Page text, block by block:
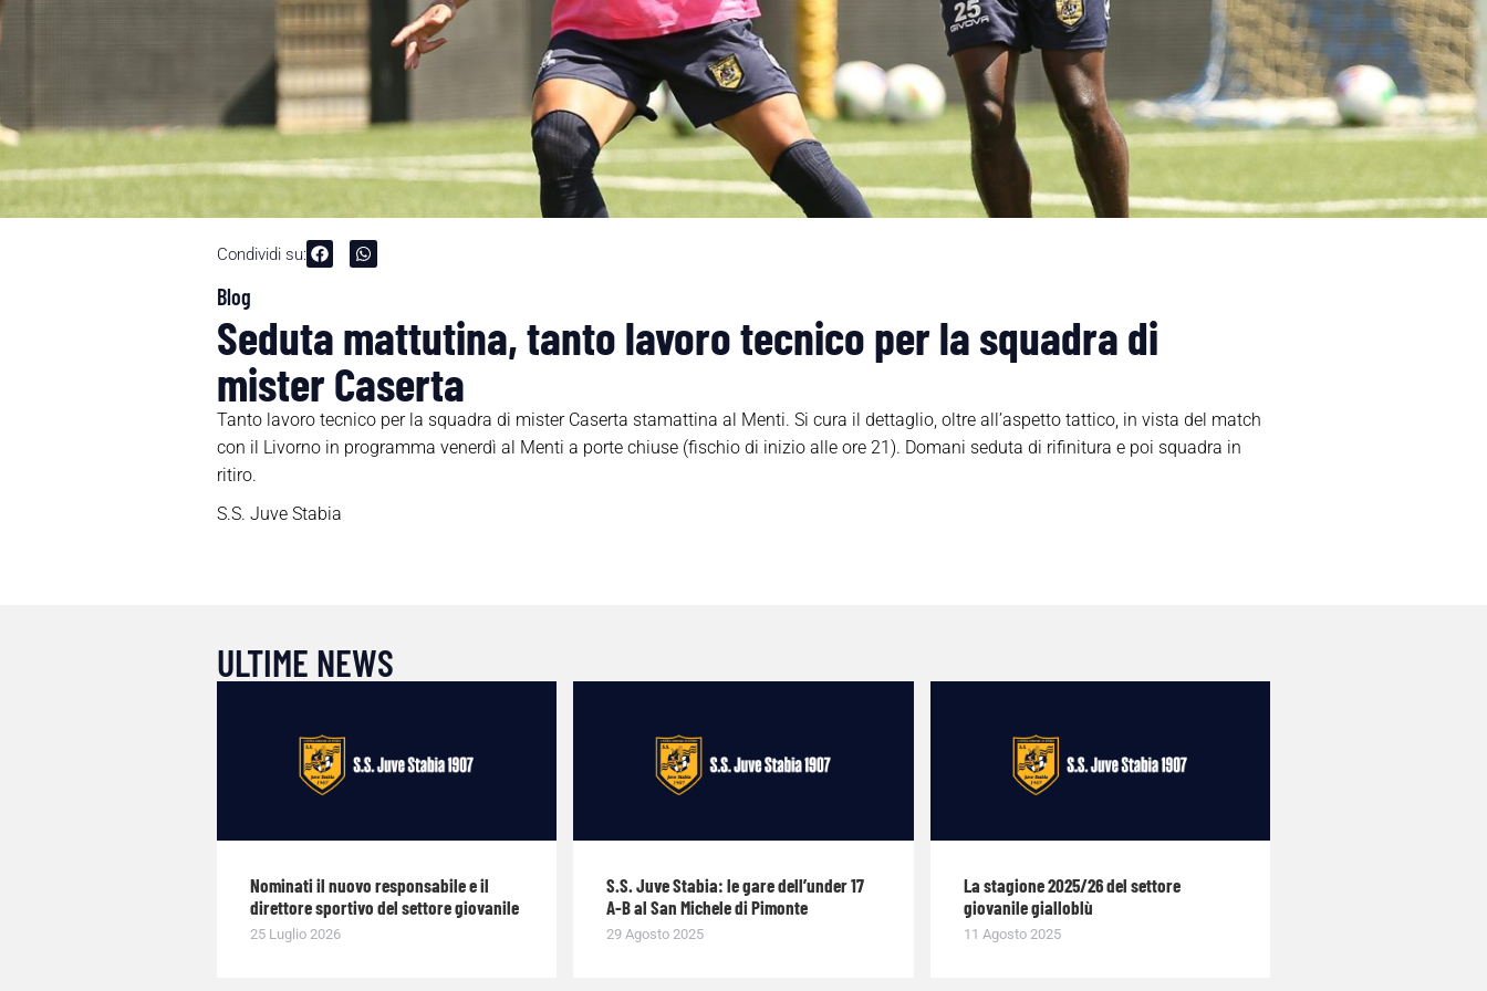
Condividi su:
Blog
Seduta mattutina, tanto lavoro tecnico per la squadra di
mister Caserta
Tanto lavoro tecnico per la squadra di mister Caserta stamattina al Menti. Si cura il dettaglio, oltre all’aspetto tattico, in vista del match
con il Livorno in programma venerdì al Menti a porte chiuse (fischio di inizio alle ore 21). Domani seduta di rifinitura e poi squadra in
ritiro.
S.S. Juve Stabia
ULTIME NEWS
Nominati il nuovo responsabile e il
direttore sportivo del settore giovanile
25 Luglio 2026
S.S. Juve Stabia: le gare dell’under 17
A-B al San Michele di Pimonte
29 Agosto 2025
La stagione 2025/26 del settore
giovanile gialloblù
11 Agosto 2025